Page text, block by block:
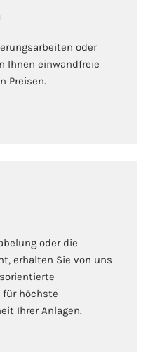
oder
Ihnen einwandfreie
Preisen.
oder die
erhalten Sie von uns
für höchste
Ihrer Anlagen.